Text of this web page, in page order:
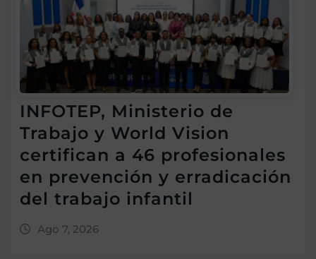
INFOTEP, Ministerio de
Trabajo y World Vision
certifican a 46 profesionales
en prevención y erradicación
del trabajo infantil
Ago 7, 2026